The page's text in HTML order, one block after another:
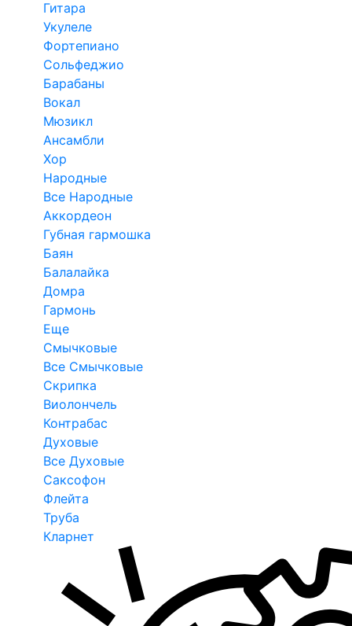
Гитара
Укулеле
Фортепиано
Сольфеджио
Барабаны
Вокал
Мюзикл
Ансамбли
Хор
Народные
Все Народные
Аккордеон
Губная гармошка
Баян
Балалайка
Домра
Гармонь
Еще
Смычковые
Все Смычковые
Скрипка
Виолончель
Контрабас
Духовые
Все Духовые
Саксофон
Флейта
Труба
Кларнет